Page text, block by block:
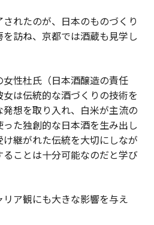
れたのが、日本のものづくり
訪ね、京都では酒蔵も見学し
女性杜氏（日本酒醸造の責任
は伝統的な酒づくりの技術を
想を取り入れ、白米が主流の
た独創的な日本酒を生み出し
継がれた伝統を大切にしなが
ことは十分可能なのだと学び
ア観にも大きな影響を与え